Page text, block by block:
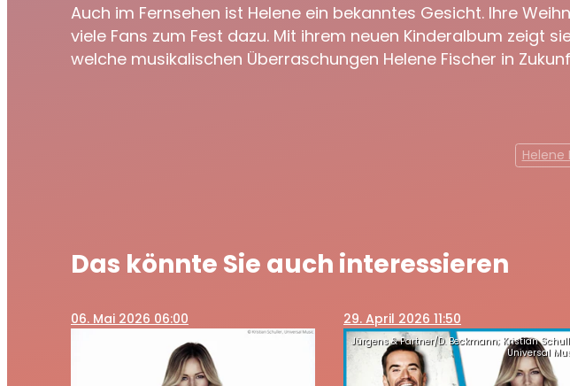
Auch im Fernsehen ist Helene ein bekanntes Gesicht. Ihre
viele Fans zum Fest dazu. Mit ihrem neuen Kinderalbum zeigt
welche musikalischen Überraschungen Helene Fischer in
Helene
Das könnte Sie auch interessieren
06. Mai 2026 06:00 29. April 2026 11:50
Jürgens & Partner/D. Beckmann; Kristian
Universal